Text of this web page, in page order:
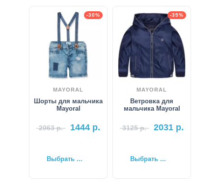
-30%
MAYORAL
Шорты для мальчика
Mayoral
2063р. 1444 р.
Выбрать ...
-35%
MAYORAL
Ветровка для
мальчика Mayoral
3125р. 2031 р.
Выбрать ...